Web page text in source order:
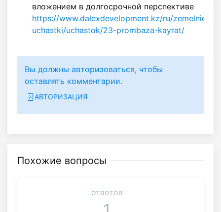
вложением в долгосрочной перспективе
https://www.dalexdevelopment.kz/ru/zemelnie-
uchastki/uchastok/23-prombaza-kayrat/
Вы должны авторизоваться, чтобы
оставлять комментарии.
АВТОРИЗАЦИЯ
Похожие вопросы
ответов